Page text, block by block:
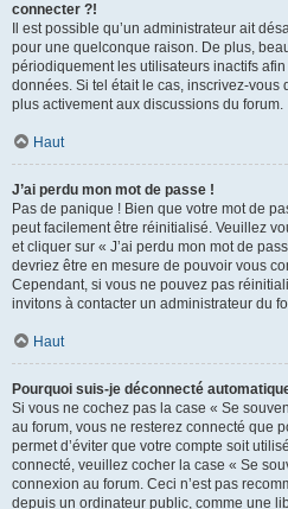
connecter ?!
Il est possible qu’un administrateur ait
pour une quelconque raison. De plus,
périodiquement les utilisateurs inactifs
données. Si tel était le cas, inscrivez-
plus activement aux discussions du forum.
Haut
J’ai perdu mon mot de passe !
Pas de panique ! Bien que votre mot de
peut facilement être réinitialisé. Veuillez
et cliquer sur « J’ai perdu mon mot de
devriez être en mesure de pouvoir vous
Cependant, si vous ne pouvez pas
invitons à contacter un administrateur du
Haut
Pourquoi suis-je déconnecté
Si vous ne cochez pas la case « Se
au forum, vous ne resterez connecté que
permet d’éviter que votre compte soit
connecté, veuillez cocher la case « Se
connexion au forum. Ceci n’est pas
depuis un ordinateur public, comme une